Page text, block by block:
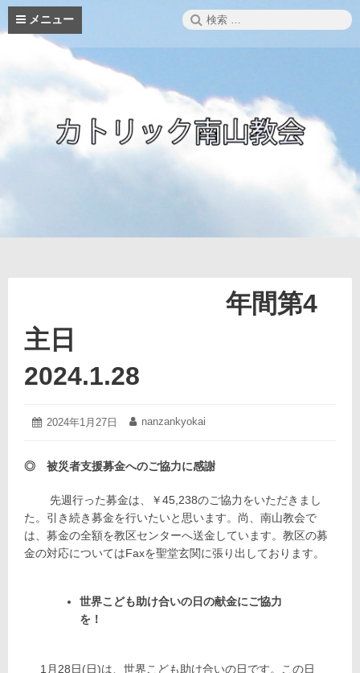
コ
プ
メニュー
検
索:
年間第4
主日
2024.1.28
投
2024年1月27日
2024
月
27
投
nanzankyokai
◎ 被災者支援募金へのご協力に感謝
先週行った募金は、￥45,238のご協力をいただきまし
た。引き続き募金を行いたいと思います。尚、南山教会で
は、募金の全額を教区センターへ送金しています。教区の募
金の対応についてはFaxを聖堂玄関に張り出しております。
世界こども助け合いの日の献金にご協力
を！
1月28日(日)は、世界こども助け合いの日です。この日